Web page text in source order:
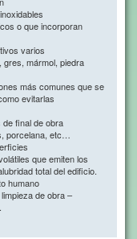
o que incorporan
varios
mármol, piedra
más comunes que se
evitarlas
final de obra
porcelana, etc…
que emiten los
total del edificio.
humano
de obra –